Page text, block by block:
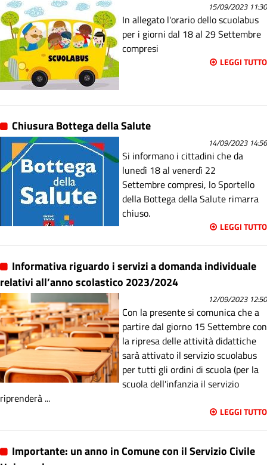
15/09/2023 11:30
In allegato l'orario dello scuolabus
per i giorni dal 18 al 29 Settembre
compresi
LEGGI TUTTO
Chiusura Bottega della Salute
14/09/2023 14:56
Si informano i cittadini che da
lunedì 18 al venerdì 22
Settembre compresi, lo Sportello
della Bottega della Salute rimarra
chiuso.
LEGGI TUTTO
Informativa riguardo i servizi a domanda individuale
relativi all’anno scolastico 2023/2024
12/09/2023 12:50
Con la presente si comunica che a
partire dal giorno 15 Settembre con
la ripresa delle attività didattiche
sarà attivato il servizio scuolabus
per tutti gli ordini di scuola (per la
scuola dell'infanzia il servizio
riprenderà ...
LEGGI TUTTO
Importante: un anno in Comune con il Servizio Civile